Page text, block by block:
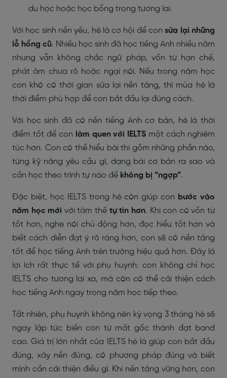
du học hoặc học bổng trong tương lai.
Với học sinh nền yếu, hè là cơ hội để consửa lại những
lỗ hổng cũ. Nhiều học sinh đã học tiếng Anh nhiều năm
nhưng vẫn không chắc ngữ pháp, vốn từ hạn chế,
phát âm chưa rõ hoặc ngại nói. Nếu trong năm học
con khó có thời gian sửa lại nền tảng, thì mùa hè là
thời điểm phù hợp để con bắt đầu lại đúng cách.
Với học sinh đã có nền tiếng Anh cơ bản, hè là thời
điểm tốt để con làm quen với IELTS một cách nghiêm
túc hơn. Con có thể hiểu bài thi gồm những phần nào,
từng kỹ năng yêu cầu gì, dạng bài cơ bản ra sao và
cần học theo trình tự nào để không bị “ngợp”.
Đặc biệt, học IELTS trong hè còn giúp con bước vào
năm học mới với tâm thế tự tin hơn. Khi con có vốn từ
tốt hơn, nghe nói chủ động hơn, đọc hiểu tốt hơn và
biết cách diễn đạt ý rõ ràng hơn, con sẽ có nền tảng
tốt để học tiếng Anh trên trường hiệu quả hơn. Đây là
lợi ích rất thực tế với phụ huynh: con không chỉ học
IELTS cho tương lai xa, mà còn có thể cải thiện cách
học tiếng Anh ngay trong năm học tiếp theo.
Tất nhiên, phụ huynh không nên kỳ vọng 3 tháng hè sẽ
ngay lập tức biến con từ mất gốc thành đạt band
cao. Giá trị lớn nhất của IELTS hè là giúp con bắt đầu
đúng, xây nền đúng, có phương pháp đúng và biết
mình cần cải thiện điều gì. Khi nền tảng vững hơn, con